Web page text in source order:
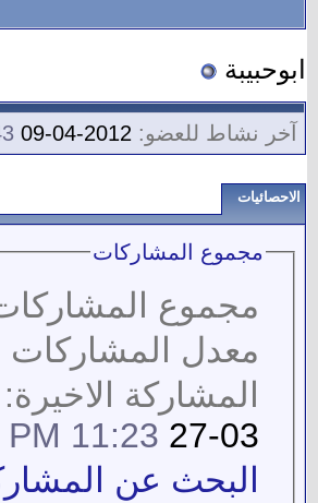
ابوحبيبة
آخر نشاط للعضو:
الاحصائيات
مجموع المشاركات
مجموع
معدل المشاركات
المشاركة الاخيرة:
03-27
11:23 PM
البحث عن